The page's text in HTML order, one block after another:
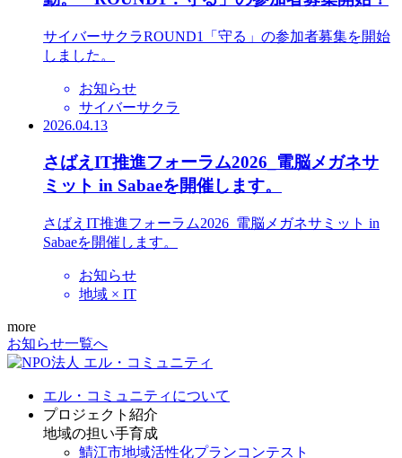
サイバーサクラROUND1「守る」の参加者募集を開始
しました。
お知らせ
サイバーサクラ
2026.04.13
さばえIT推進フォーラム2026_電脳メガネサ
ミット in Sabaeを開催します。
さばえIT推進フォーラム2026_電脳メガネサミット in
Sabaeを開催します。
お知らせ
地域 × IT
more
お知らせ一覧へ
エル・コミュニティについて
プロジェクト紹介
地域の担い手育成
鯖江市地域活性化プランコンテスト